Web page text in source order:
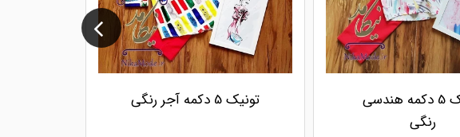
تونیک 5 دکمه هندسی
رنگی
تونیک 5 دکمه آجر رنگی